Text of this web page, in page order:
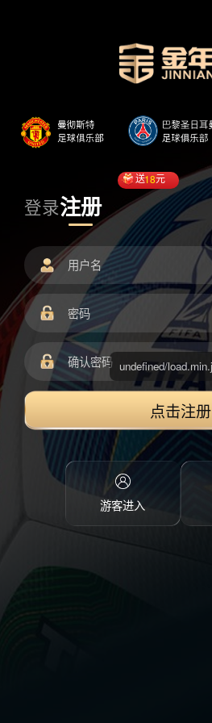
登录注册
送18元
点击注册
游客进入